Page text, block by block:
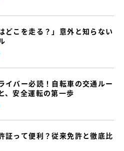
どこを走る？」意外と知らない
イバー必読！自転車の交通ルー
、安全運転の第一歩
証って便利？従来免許と徹底比